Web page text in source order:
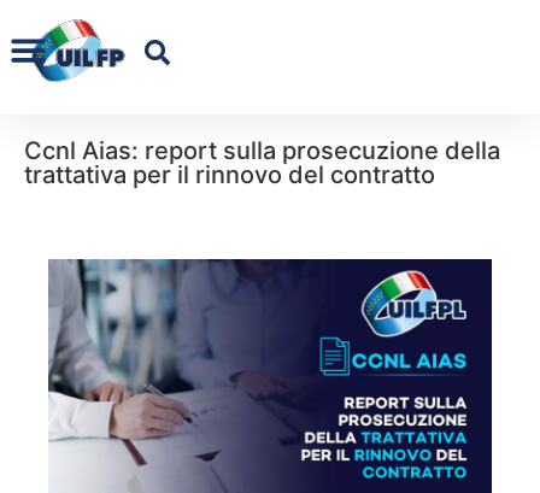
Ccnl Aias: report sulla prosecuzione della
trattativa per il rinnovo del contratto